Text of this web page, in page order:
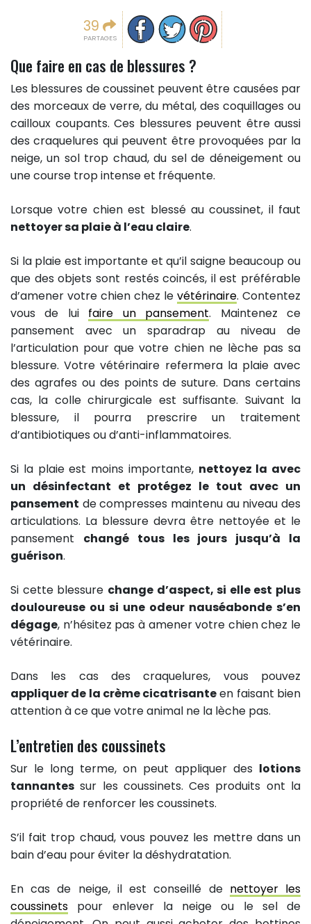
39
PARTAGES
Partager sur facebook
Partager sur Twitter
Epingler sur Pinterest
Que faire en cas de blessures ?
Les blessures de coussinet peuvent être causées par
des morceaux de verre, du métal, des coquillages ou
cailloux coupants. Ces blessures peuvent être aussi
des craquelures qui peuvent être provoquées par la
neige, un sol trop chaud, du sel de déneigement ou
une course trop intense et fréquente.
Lorsque votre chien est blessé au coussinet, il faut
nettoyer sa plaie à l’eau claire.
Si la plaie est importante et qu’il saigne beaucoup ou
que des objets sont restés coincés, il est préférable
d’amener votre chien chez le vétérinaire. Contentez
vous de lui faire un pansement. Maintenez ce
pansement avec un sparadrap au niveau de
l’articulation pour que votre chien ne lèche pas sa
blessure. Votre vétérinaire refermera la plaie avec
des agrafes ou des points de suture. Dans certains
cas, la colle chirurgicale est suffisante. Suivant la
blessure, il pourra prescrire un traitement
d’antibiotiques ou d’anti-inflammatoires.
Si la plaie est moins importante, nettoyez la avec
un désinfectant et protégez le tout avec un
pansement de compresses maintenu au niveau des
articulations. La blessure devra être nettoyée et le
pansement changé tous les jours jusqu’à la
guérison.
Si cette blessure change d’aspect, si elle est plus
douloureuse ou si une odeur nauséabonde s’en
dégage, n’hésitez pas à amener votre chien chez le
vétérinaire.
Dans les cas des craquelures, vous pouvez
appliquer de la crème cicatrisanteen faisant bien
attention à ce que votre animal ne la lèche pas.
L’entretien des coussinets
Sur le long terme, on peut appliquer des lotions
tannantes sur les coussinets. Ces produits ont la
propriété de renforcer les coussinets.
S’il fait trop chaud, vous pouvez les mettre dans un
bain d’eau pour éviter la déshydratation.
En cas de neige, il est conseillé de nettoyer les
coussinets pour enlever la neige ou le sel de